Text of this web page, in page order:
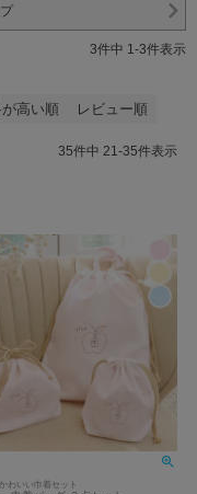
3件中 1 -3件表示
高い順 レビュー順
35件中 21 -35件表示
わいい巾着セット